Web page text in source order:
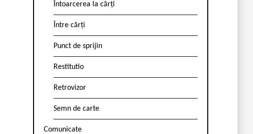
Întoarcerea la cărți
Între cărți
Punct de sprijin
Restitutio
Retrovizor
Semn de carte
Comunicate